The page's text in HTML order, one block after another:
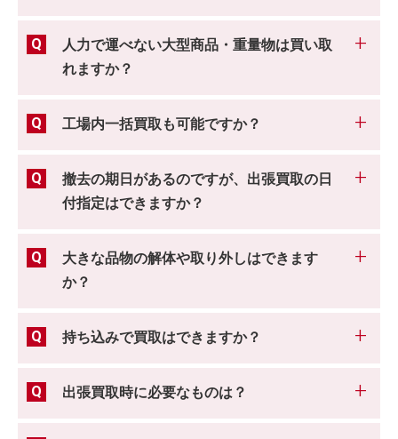
人力で運べない大型商品・重量物は買い取
れますか？
工場内一括買取も可能ですか？
撤去の期日があるのですが、出張買取の日
付指定はできますか？
大きな品物の解体や取り外しはできます
か？
持ち込みで買取はできますか？
出張買取時に必要なものは？